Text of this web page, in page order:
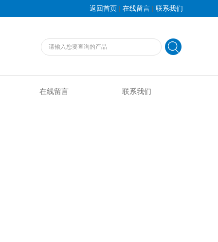
返回首页 | 在线留言 | 联系我们
在线留言 联系我们